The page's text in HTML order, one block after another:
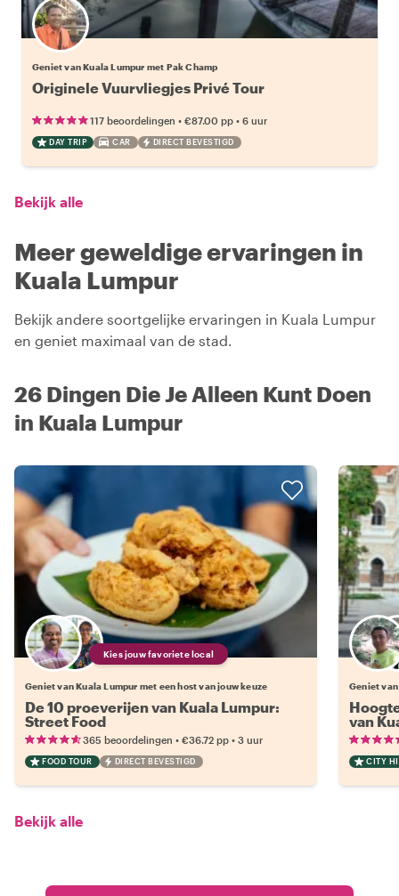
Geniet van Kuala Lumpur met Pak Champ
Originele Vuurvliegjes Privé Tour
117 beoordelingen • €87.00 pp • 6 uur
DAY TRIP CAR DIRECT BEVESTIGD
Bekijk alle
Meer geweldige ervaringen in
Kuala Lumpur
Bekijk andere soortgelijke ervaringen in Kuala Lumpur
en geniet maximaal van de stad.
26 Dingen Die Je Alleen Kunt Doen
in Kuala Lumpur
Kies jouw favoriete local
Geniet van Kuala Lumpur met een host van jouw keuze
De 10 proeverijen van Kuala Lumpur:
Street Food
365 beoordelingen • €36.72 pp • 3 uur
FOOD TOUR DIRECT BEVESTIGD
Geniet
van
CITY
Bekijk alle